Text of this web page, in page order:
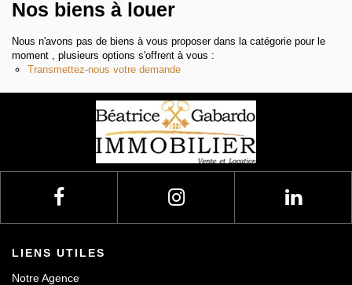
Biens vendus
Nos biens à louer
Nous n'avons pas de biens à vous proposer dans la catégorie pour le
moment , plusieurs options s'offrent à vous :
Transmettez-nous votre demande
LIENS UTILES
Notre Agence